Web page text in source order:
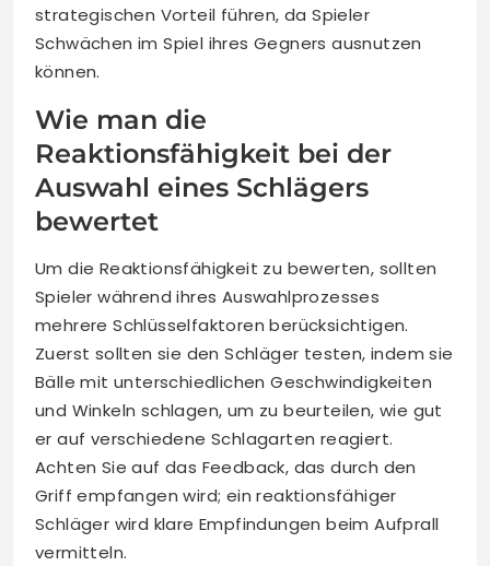
strategischen Vorteil führen, da Spieler
Schwächen im Spiel ihres Gegners ausnutzen
können.
Wie man die
Reaktionsfähigkeit bei der
Auswahl eines Schlägers
bewertet
Um die Reaktionsfähigkeit zu bewerten, sollten
Spieler während ihres Auswahlprozesses
mehrere Schlüsselfaktoren berücksichtigen.
Zuerst sollten sie den Schläger testen, indem sie
Bälle mit unterschiedlichen Geschwindigkeiten
und Winkeln schlagen, um zu beurteilen, wie gut
er auf verschiedene Schlagarten reagiert.
Achten Sie auf das Feedback, das durch den
Griff empfangen wird; ein reaktionsfähiger
Schläger wird klare Empfindungen beim Aufprall
vermitteln.